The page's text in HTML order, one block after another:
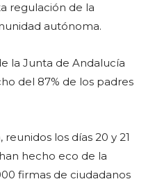
regulación de la
autónoma.
la Junta de Andalucía
del 87% de los padres
los días 20 y 21
hecho eco de la
firmas de ciudadanos